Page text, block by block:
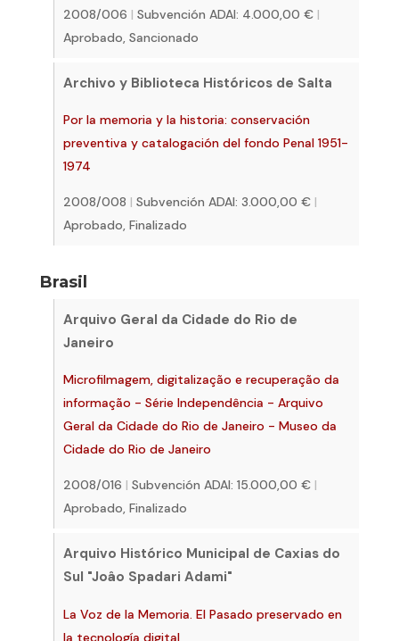
2008/006 | Subvención ADAI: 4.000,00 € |
Aprobado, Sancionado
Archivo y Biblioteca Históricos de Salta
Por la memoria y la historia: conservación
preventiva y catalogación del fondo Penal 1951-
1974
2008/008 | Subvención ADAI: 3.000,00 € |
Aprobado, Finalizado
Brasil
Arquivo Geral da Cidade do Rio de
Janeiro
Microfilmagem, digitalização e recuperação da
informação - Série Independência - Arquivo
Geral da Cidade do Rio de Janeiro - Museo da
Cidade do Rio de Janeiro
2008/016 | Subvención ADAI: 15.000,00 € |
Aprobado, Finalizado
Arquivo Histórico Municipal de Caxias do
Sul "Joâo Spadari Adami"
La Voz de la Memoria. El Pasado preservado en
la tecnología digital